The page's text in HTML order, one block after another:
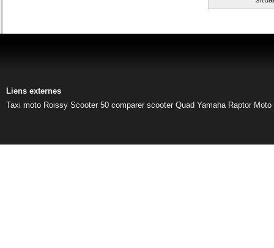
Liens externes
Taxi moto Roissy Scooter 50 comparer scooter Quad Yamaha Raptor